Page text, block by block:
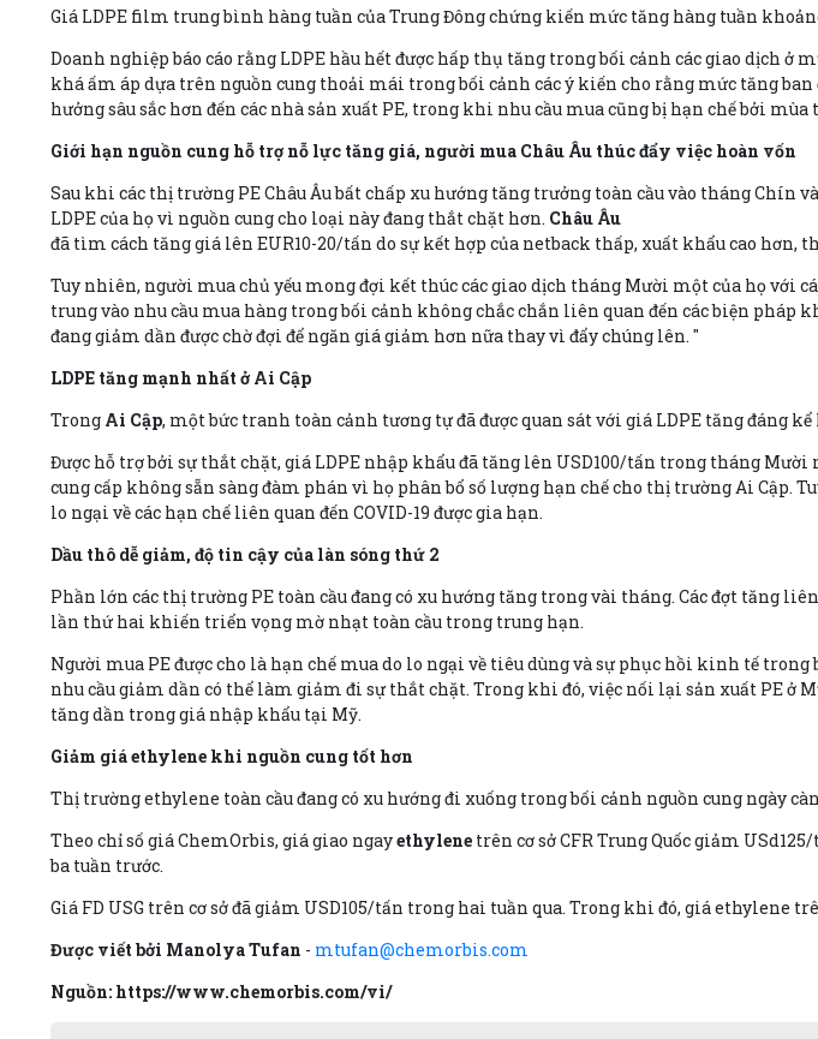
Giá LDPE film trung bình hàng tuần của Trung Đông chứng kiến mức tăng hàng tuần
Doanh nghiệp báo cáo rằng LDPE hầu hết được hấp thụ tăng trong bối cảnh các giao dịch
khá ấm áp dựa trên nguồn cung thoải mái trong bối cảnh các ý kiến cho rằng mức tăng
hưởng sâu sắc hơn đến các nhà sản xuất PE, trong khi nhu cầu mua cũng bị hạn chế bởi
Giới hạn nguồn cung hỗ trợ nỗ lực tăng giá, người mua Châu Âu thúc đẩy việc hoàn vốn
Sau khi các thị trường PE Châu Âu bất chấp xu hướng tăng trưởng toàn cầu vào tháng Chín
LDPE của họ vì nguồn cung cho loại này đang thắt chặt hơn. Châu Âu
đã tìm cách tăng giá lên EUR10-20/tấn do sự kết hợp của netback thấp, xuất khẩu cao hơn,
Tuy nhiên, người mua chủ yếu mong đợi kết thúc các giao dịch tháng Mười một của họ với
trung vào nhu cầu mua hàng trong bối cảnh không chắc chắn liên quan đến các biện pháp
đang giảm dần được chờ đợi để ngăn giá giảm hơn nữa thay vì đẩy chúng lên. "
LDPE tăng mạnh nhất ở Ai Cập
Trong Ai Cập, một bức tranh toàn cảnh tương tự đã được quan sát với giá LDPE tăng đáng kể
Được hỗ trợ bởi sự thắt chặt, giá LDPE nhập khẩu đã tăng lên USD100/tấn trong tháng
cung cấp không sẵn sàng đàm phán vì họ phân bổ số lượng hạn chế cho thị trường Ai
lo ngại về các hạn chế liên quan đến COVID-19 được gia hạn.
Dầu thô dễ giảm, độ tin cậy của làn sóng thứ 2
Phần lớn các thị trường PE toàn cầu đang có xu hướng tăng trong vài tháng. Các đợt tăng
lần thứ hai khiến triển vọng mờ nhạt toàn cầu trong trung hạn.
Người mua PE được cho là hạn chế mua do lo ngại về tiêu dùng và sự phục hồi kinh tế
nhu cầu giảm dần có thể làm giảm đi sự thắt chặt. Trong khi đó, việc nối lại sản xuất PE ở
tăng dần trong giá nhập khẩu tại Mỹ.
Giảm giá ethylene khi nguồn cung tốt hơn
Thị trường ethylene toàn cầu đang có xu hướng đi xuống trong bối cảnh nguồn cung ngày
Theo chỉ số giá ChemOrbis, giá giao ngayethylene trên cơ sở CFR Trung Quốc giảm
ba tuần trước.
Giá FD USG trên cơ sở đã giảm USD105/tấn trong hai tuần qua. Trong khi đó, giá ethylene
Được viết bởi Manolya Tufan - mtufan@chemorbis.com
Nguồn: https://www.chemorbis.com/vi/